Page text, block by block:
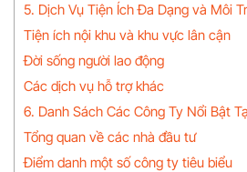
5. Dịch Vụ Tiện Ích Đa Dạng và Môi
Tiện ích nội khu và khu vực lân cận
Đời sống người lao động
Các dịch vụ hỗ trợ khác
6. Danh Sách Các Công Ty Nổi Bật
Tổng quan về các nhà đầu tư
Điểm danh một số công ty tiêu biểu